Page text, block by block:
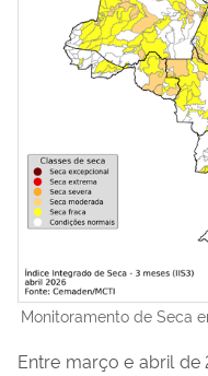
Monitoramento de Seca
Entre março e abril